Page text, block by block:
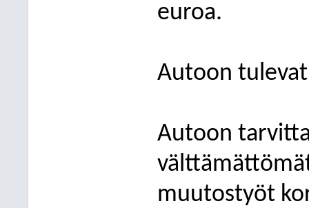
euroa.
Autoon
Autoon
muutostyöt